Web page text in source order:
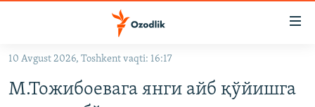
Асосий
10 Avgust 2026, Toshkent vaqti: 16:17
М.Тожибоевага янги айб қўйишга